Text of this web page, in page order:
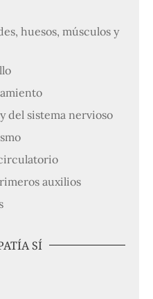
huesos, músculos y
del sistema nervioso
auxilios
SÍ